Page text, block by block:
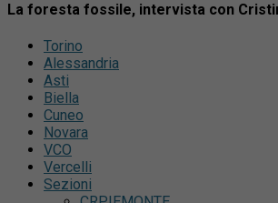
La foresta fossile, intervista con
Torino
Alessandria
Asti
Biella
Cuneo
Novara
VCO
Vercelli
Sezioni